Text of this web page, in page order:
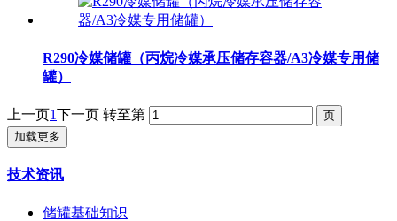
R290冷媒储罐（丙烷冷媒承压储存容器/A3冷媒专用储
罐）
上一页1下一页 转至第
加载更多
技术资讯
储罐基础知识